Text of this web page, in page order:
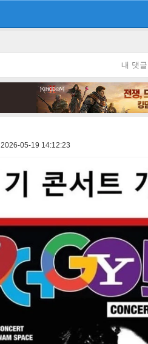
내 댓글
2026-05-19 14:12:23